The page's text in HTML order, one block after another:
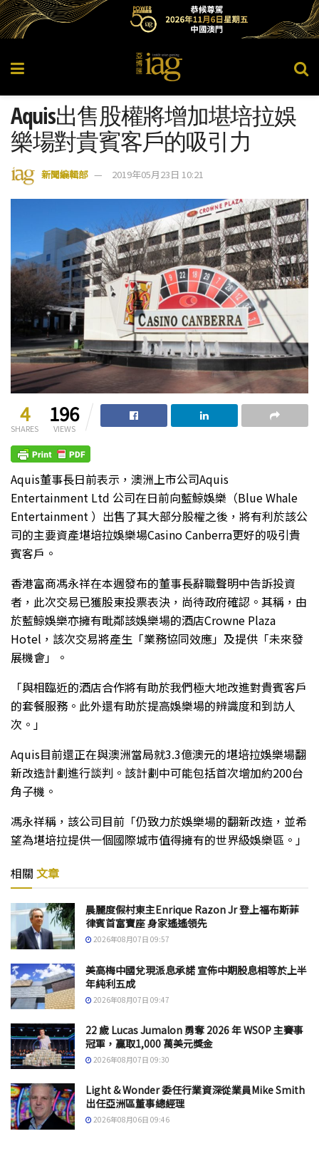
Aquis出售股權將增加堪培拉娛
樂場對貴賓客戶的吸引力
新聞編輯部 2019年05月23日 10:21
4
SHARES
196
VIEWS
Aquis董事長日前表示，澳洲上市公司Aquis
Entertainment Ltd 公司在日前向藍鯨娛樂（Blue Whale
Entertainment ）出售了其大部分股權之後，將有利於該公
司的主要資產堪培拉娛樂場Casino Canberra更好的吸引貴
賓客戶。
香港富商馮永祥在本週發布的董事長辭職聲明中告訴投資
者，此次交易已獲股東投票表決，尚待政府確認。其稱，由
於藍鯨娛樂亦擁有毗鄰該娛樂場的酒店Crowne Plaza
Hotel，該次交易將產生「業務協同效應」及提供「未來發
展機會」。
「與相臨近的酒店合作將有助於我們極大地改進對貴賓客戶
的套餐服務。此外還有助於提高娛樂場的辨識度和到訪人
次。」
Aquis目前還正在與澳洲當局就3.3億澳元的堪培拉娛樂場翻
新改造計劃進行談判。該計劃中可能包括首次增加約200台
角子機。
馮永祥稱，該公司目前「仍致力於娛樂場的翻新改造，並希
望為堪培拉提供一個國際城市值得擁有的世界級娛樂區。」
相關 文章
晨麗度假村東主Enrique Razon Jr 登上福布斯菲
律賓首富寶座 身家遙遙領先
2026年08月07日 09:57
美高梅中國兌現派息承諾 宣佈中期股息相等於上半
年純利五成
2026年08月07日 09:47
22 歲 Lucas Jumalon 勇奪 2026 年 WSOP 主賽事
冠軍，贏取1,000 萬美元獎金
2026年08月07日 09:30
Light & Wonder 委任行業資深從業員Mike Smith
出任亞洲區董事總經理
2026年08月06日 09:46